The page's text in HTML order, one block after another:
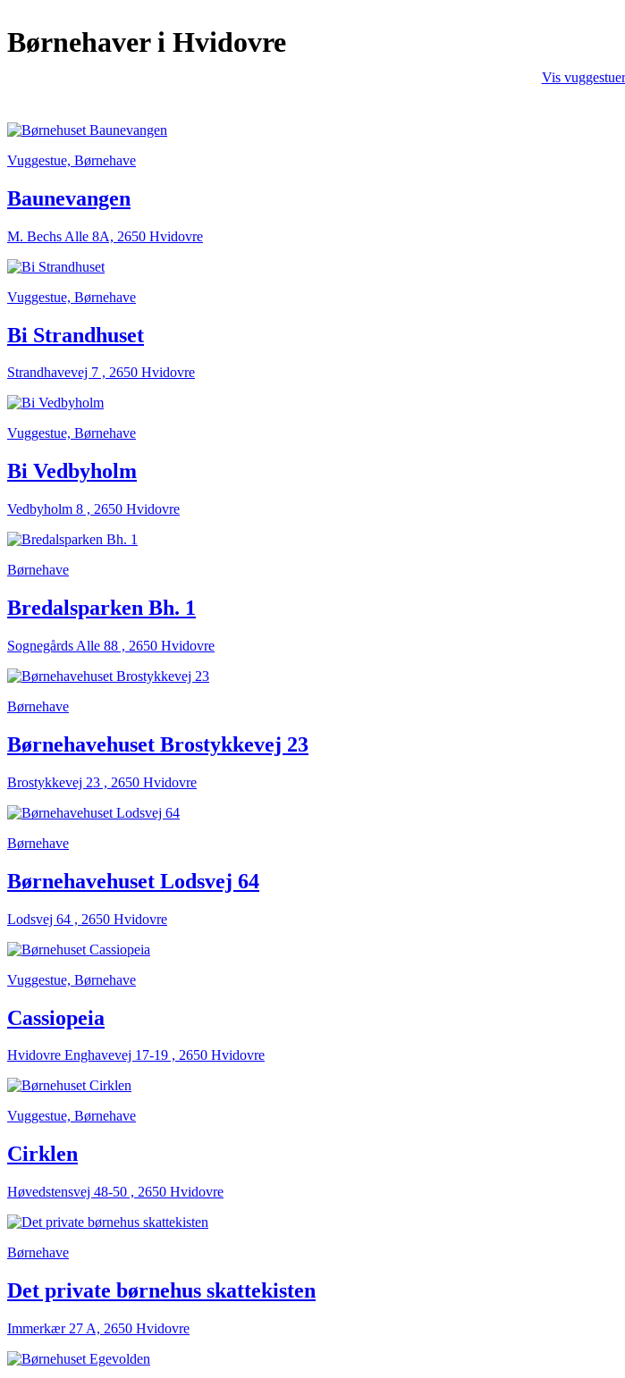
Børnehaveri Hvidovre
Vis vuggestuer
Vuggestue, Børnehave
Baunevangen
M. Bechs Alle 8A, 2650 Hvidovre
Vuggestue, Børnehave
Bi Strandhuset
Strandhavevej 7 , 2650 Hvidovre
Vuggestue, Børnehave
Bi Vedbyholm
Vedbyholm 8 , 2650 Hvidovre
Børnehave
Bredalsparken Bh. 1
Sognegårds Alle 88 , 2650 Hvidovre
Børnehave
Børnehavehuset Brostykkevej 23
Brostykkevej 23 , 2650 Hvidovre
Børnehave
Børnehavehuset Lodsvej 64
Lodsvej 64 , 2650 Hvidovre
Vuggestue, Børnehave
Cassiopeia
Hvidovre Enghavevej 17-19 , 2650 Hvidovre
Vuggestue, Børnehave
Cirklen
Høvedstensvej 48-50 , 2650 Hvidovre
Børnehave
Det private børnehus skattekisten
Immerkær 27 A, 2650 Hvidovre